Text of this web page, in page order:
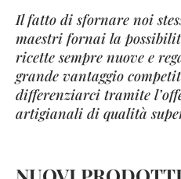
Il fatto di sfornare noi
maestri fornai la
ricette sempre nuove e
grande vantaggio
differenziarci tramite
artigianali di qualità